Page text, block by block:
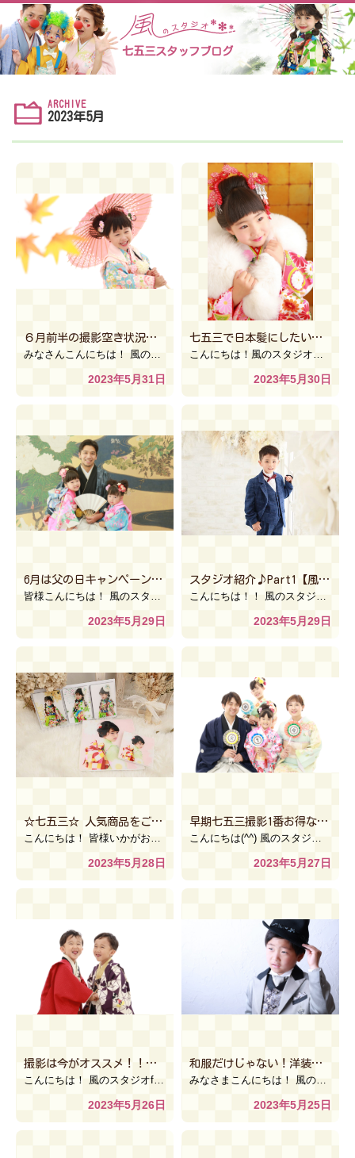
七五三スタッフブログ
ARCHIVE
2023年5月
６月前半の撮影空き状況のご案内☆【風のスタジオ宇都宮ベルモール店】
2023年5月31日
七五三で日本髪にしたいけど適切な長さはどれぐらい？【風のスタジオ古河本店】
2023年5月30日
6月は父の日キャンペーン開催します☆【風のスタジオlelien川越ウニクス南古谷】
2023年5月29日
スタジオ紹介♪Part1【風のスタジオ インターパーク 宇都宮本店】
2023年5月29日
☆七五三☆ 人気商品をご紹介！！[風のスタジオANNEX イオン下妻店]
2023年5月28日
早期七五三撮影1番お得なのは6月末まで！！【風のスタジオSweetおやまゆうえんハーヴェストウォーク店】
2023年5月27日
撮影は今がオススメ！！【風のスタジオfantasyイオンモール上尾店】
2023年5月26日
和服だけじゃない！洋装七五三 ♪【風のスタジオPastel アリオ鷲宮店】
2023年5月25日